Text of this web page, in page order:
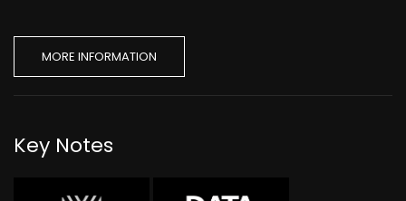
MORE INFORMATION
Key Notes